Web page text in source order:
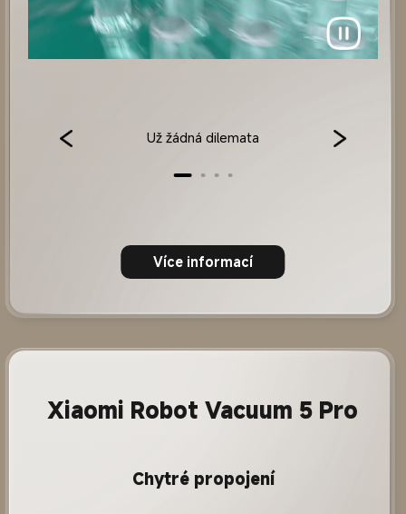
Už žádná dilemata
Více informací
Xiaomi Robot Vacuum 5 Pro
Chytré propojení